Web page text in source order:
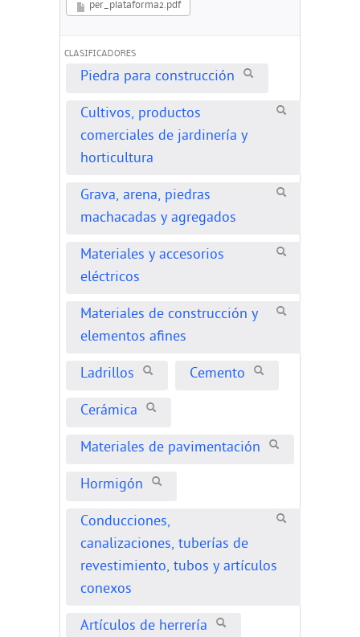
per_plataforma2.pdf
CLASIFICADORES
Piedra para construcción
Cultivos, productos
comerciales de jardinería y
horticultura
Grava, arena, piedras
machacadas y agregados
Materiales y accesorios
eléctricos
Materiales de construcción y
elementos afines
Ladrillos Cemento
Cerámica
Materiales de pavimentación
Hormigón
Conducciones,
canalizaciones, tuberías de
revestimiento, tubos y artículos
conexos
Artículos de herrería